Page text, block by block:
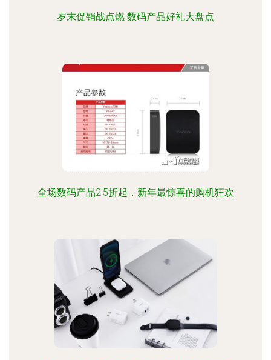
岁末促销战点燃 数码产品好礼大盘点
全场数码产品2.5折起，新年最惊喜的购机狂欢